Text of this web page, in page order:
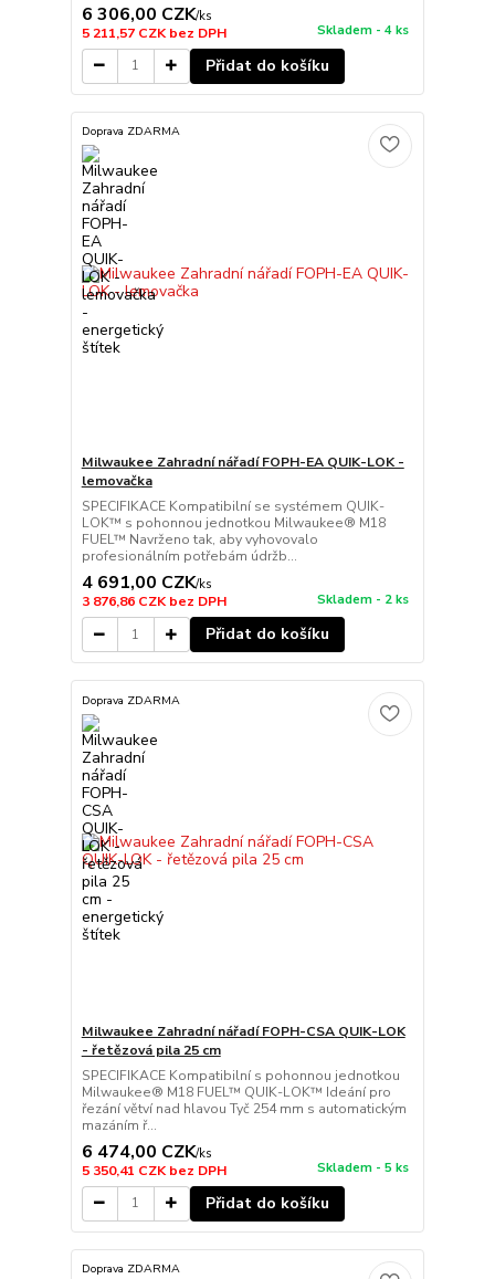
6 306,00 CZK/ks
5 211,57 CZKbez DPH Skladem - 4 ks
Přidat do košíku
Doprava ZDARMA
Milwaukee Zahradní nářadí FOPH-EA QUIK-LOK -
lemovačka
SPECIFIKACE Kompatibilní se systémem QUIK-
LOK™ s pohonnou jednotkou Milwaukee® M18
FUEL™ Navrženo tak, aby vyhovovalo
profesionálním potřebám údržb...
4 691,00 CZK/ks
3 876,86 CZKbez DPH Skladem - 2 ks
Přidat do košíku
Doprava ZDARMA
Milwaukee Zahradní nářadí FOPH-CSA QUIK-LOK
- řetězová pila 25 cm
SPECIFIKACE Kompatibilní s pohonnou jednotkou
Milwaukee® M18 FUEL™ QUIK-LOK™ Ideání pro
řezání větví nad hlavou Tyč 254 mm s automatickým
mazáním ř...
6 474,00 CZK/ks
5 350,41 CZKbez DPH Skladem - 5 ks
Přidat do košíku
Doprava ZDARMA